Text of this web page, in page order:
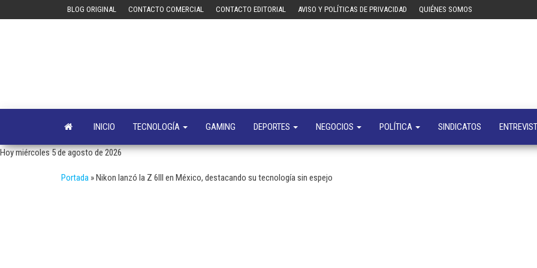
BLOG ORIGINAL CONTACTO COMERCIAL CONTACTO EDITORIAL AVISO Y POLÍTICAS DE PRIVACIDAD QUIÉNES SOMOS
negocios
INICIO TECNOLOGÍA GAMING DEPORTES NEGOCIOS POLÍTICA SINDICATOS
Hoy miércoles 5 de agosto de 2026
Portada »Nikon lanzó la Z 6III en México, destacando su tecnología sin espejo